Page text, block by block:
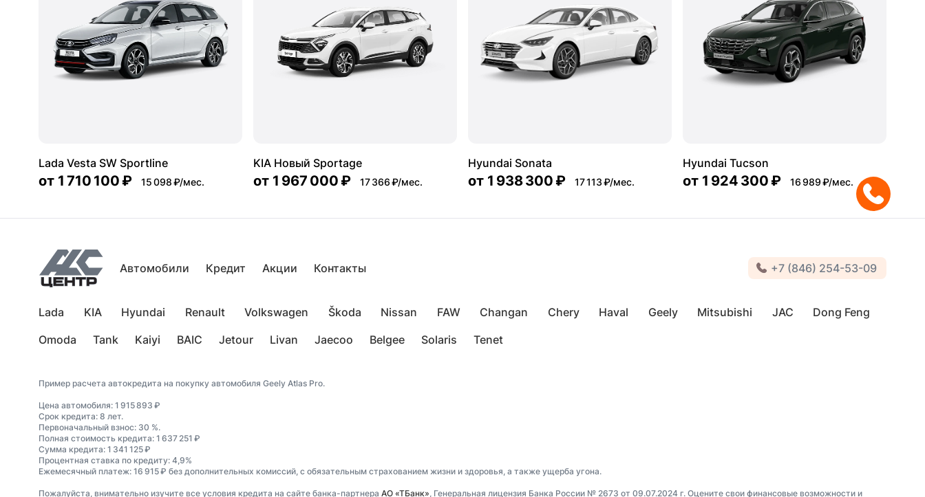
Lada Vesta SW Sportline
от 1 710 100 ₽ 15 098 ₽/мес.
KIA Новый Sportage
от 1 967 000 ₽ 17 366 ₽/мес.
Hyundai Sonata
от 1 938 300 ₽ 17 113 ₽/мес.
Hyundai Tucson
от 1 924 300 ₽ 16 989 ₽/мес.
Автомобили Кредит Акции Контакты +7 (846) 254-53-09
Lada KIA Hyundai Renault Volkswagen Škoda Nissan FAW Changan Chery Haval Geely Mitsubishi JAC
Dong Feng
Omoda
Tank Kaiyi BAIC Jetour Livan Jaecoo Belgee Solaris Tenet
Пример расчета автокредита на покупку автомобиля Geely Atlas Pro.
Цена автомобиля: 1 915 893 ₽
Срок кредита: 8 лет.
Первоначальный взнос: 30 %.
Полная стоимость кредита: 1 637 251 ₽
Сумма кредита: 1 341 125 ₽
Процентная ставка по кредиту: 4,9%
Ежемесячный платеж: 16 915 ₽ без дополнительных комиссий, с обязательным страхованием жизни и здоровья, а также ущерба угона.
Пожалуйста, внимательно изучите все условия кредита на сайте банка-партнера АО «ТБанк», Генеральная лицензия Банка России № 2673 от 09.07.2024 г. Оцените свои финансовые возможности и